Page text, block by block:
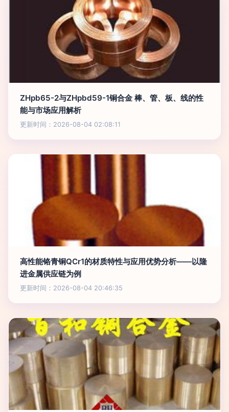
ZHpb65-2与ZHpbd59-1铜合金 棒、管、板、线的性
能与市场应用解析
更新时间：2026-08-04 02:08:11
高性能铬青铜QCr1的材质特性与应用优势分析——以隆
进金属供应链为例
更新时间：2026-08-04 20:46:35